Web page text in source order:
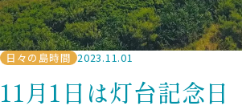
日々の島時間 2023.11.01
11月1日は灯台記念日